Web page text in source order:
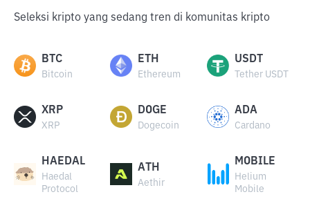
Seleksi kripto yang sedang tren di komunitas kripto
BTC
Bitcoin
ETH
Ethereum
USDT
Tether USDT
XRP
XRP
DOGE
Dogecoin
ADA
Cardano
HAEDAL
Haedal
Protocol
ATH
Aethir
MOBILE
Helium
Mobile